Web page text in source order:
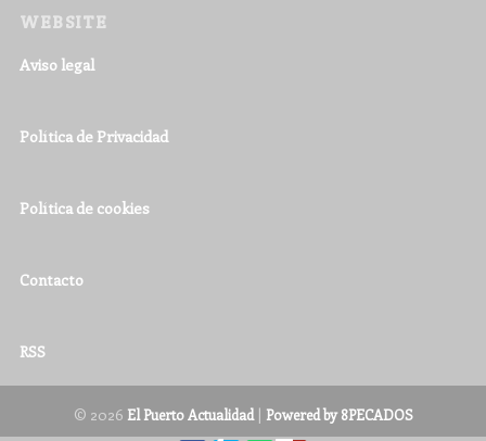
WEBSITE
Aviso legal
Política de Privacidad
Política de cookies
Contacto
RSS
© 2026 El Puerto Actualidad| Powered by 8PECADOS